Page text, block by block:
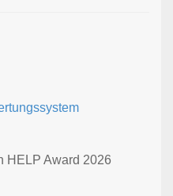
HELP Award 2026